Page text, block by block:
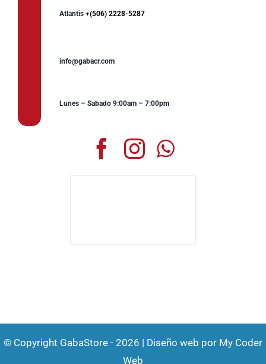
Atlantis +(506) 2228-5287
info@gabacr.com
Lunes – Sabado 9:00am – 7:00pm
© Copyright GabaStore - 2026 | Diseño web por My Coder
Web